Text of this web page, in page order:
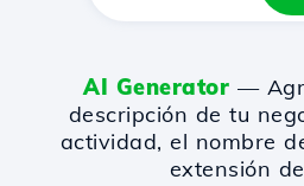
AI Generator —
descripción de tu
actividad, el nombre
extensión